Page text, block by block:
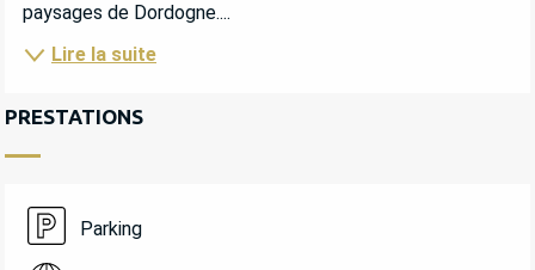
paysages de Dordogne....
Lire la suite
PRESTATIONS
Parking